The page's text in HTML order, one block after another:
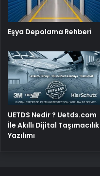
Eşya Depolama Rehberi
UETDS Nedir ? Uetds.com
İle Akıllı Dijital Taşımacılık
Yazılımı